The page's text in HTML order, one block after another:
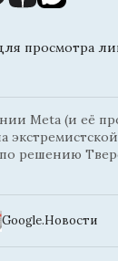
просмотра
Meta (и её
решению
Google.Новости